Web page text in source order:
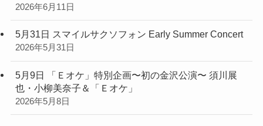
2026年6月11日
5月31日 スマイルサクソフォン Early Summer Concert
2026年5月31日
5月9日 「Ｅオケ」特別企画〜初の金沢公演〜 須川展
也・小柳美奈子＆「Ｅオケ」
2026年5月8日